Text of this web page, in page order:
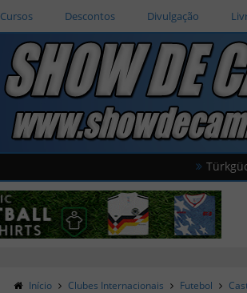
Cursos Descontos Divulgação
Türkgücü
Início Clubes Internacionais Futebol